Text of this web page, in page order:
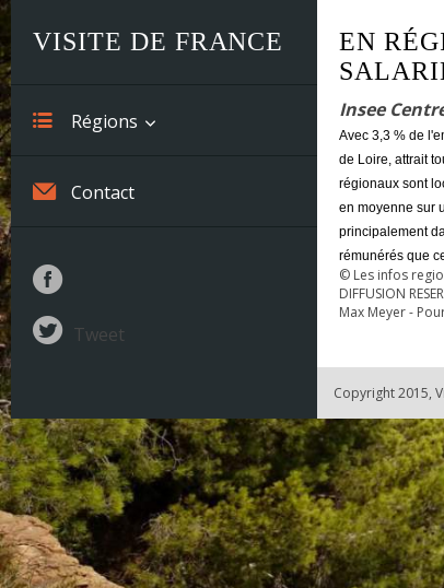
VISITE DE FRANCE
Régions
Alsace
Auvergne
Basse-Normandie
Bretagne
Centre
Champagne-Ardenne
Corse
Contact
Tweet
EN
Insee
Avec 3,3 % de
de Loire, attrait
régionaux sont
en moyenne sur
principalement
rémunérés que
© Les infos
DIFFUSION
Max Meyer -
Copyright 2015,